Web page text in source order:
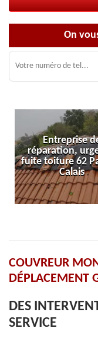
On
de
Pas-de-
COUVREUR
DÉPLACEMENT
DES
SERVICE